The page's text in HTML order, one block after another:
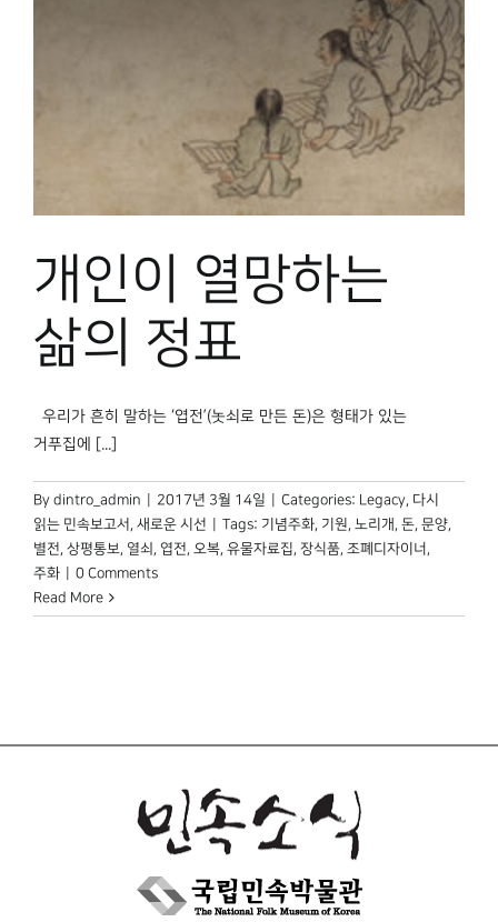
개인이 열망하는
삶의 정표
우리가 흔히 말하는 ‘엽전’(놋쇠로 만든 돈)은 형태가 있는
거푸집에 [...]
By dintro_admin 2017년 3월 14일 Categories: Legacy 다시
읽는 민속보고서 새로운 시선 Tags: 기념주화 기원 노리개 돈 문양
별전 상평통보 열쇠 엽전 오복 유물자료집 장식품 조폐디자이너
주화
0 Comments
Read More